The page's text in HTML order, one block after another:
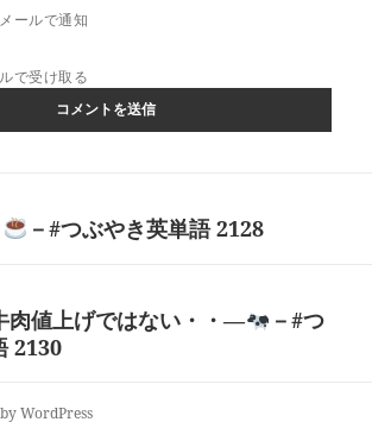
ールで通知
で受け取る
－#つぶやき英単語 2128
値上げではない・・―
－#つ
2130
WordPress